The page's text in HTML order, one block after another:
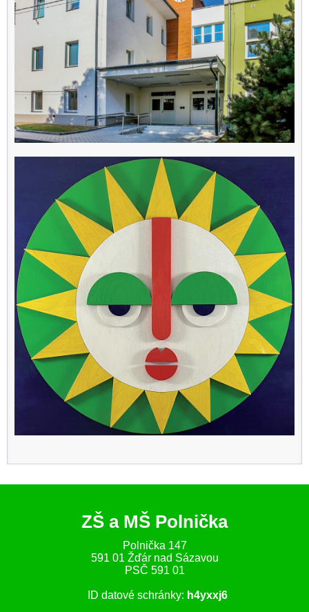
ZŠ a MŠ Polnička
Polnička 147
591 01 Žďár nad Sázavou
PSČ 591 01
ID datové schránky: h4yxxj6